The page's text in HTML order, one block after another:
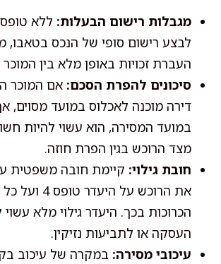
מגבלות רישום הבעלות:
לבצע רישום סופי של הנכס בטאבו,
העברת זכויות באופן מלא בין
סיכונים להפרת הסכם: אם המוכר
במועד המסירה, הוא עשוי להיות
מצד הרוכש בגין הפרת חוזה.
חובת גילוי: קיימת חובה משפטית
את הרוכש על
הכרוכות בכך. היעדר גילוי מלא עשוי
העסקה או לתביעות נזיקין.
עיכובי מסירה: